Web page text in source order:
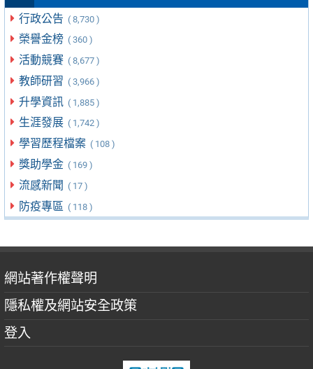
行政公告 ( 8,730 )
榮譽金榜 ( 360 )
活動競賽 ( 8,677 )
教師研習 ( 3,966 )
升學資訊 ( 1,885 )
生涯發展 ( 1,742 )
學習歷程檔案 ( 108 )
獎助學金 ( 169 )
流感新聞 ( 17 )
防疫專區 ( 118 )
網站著作權聲明
隱私權及網站安全政策
登入